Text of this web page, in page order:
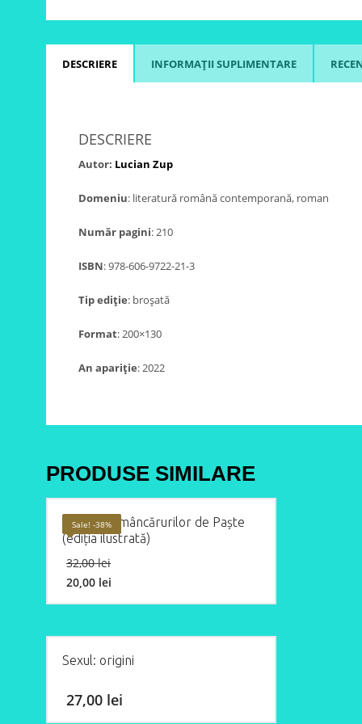
DESCRIERE INFORMAȚII SUPLIMENTARE
DESCRIERE
Autor: Lucian Zup
Domeniu: literatură română contemporană, roman
Număr pagini: 210
ISBN: 978-606-9722-21-3
Tip ediție: broșată
Format: 200×130
An apariție: 2022
PRODUSE SIMILARE
Sale! -38%
Aventura mâncărurilor de Paște
(ediția ilustrată)
32,00lei
32,00 lei.
20,00 lei
Current
price
20,00 lei.
Sexul: origini
27,00 lei